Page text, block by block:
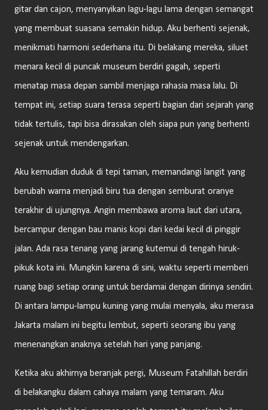
gitar dan cajon, menyanyikan lagu-lagu lama dengan semangat
yang membuat suasana semakin hidup. Aku berhenti sejenak,
menikmati harmoni sederhana itu. Di belakang mereka, siluet
menara kecil di puncak museum berdiri gagah, seperti
menatap masa depan sambil menjaga rahasia masa lalu. Di
tempat ini, setiap suara terasa seperti bagian dari sejarah yang
tidak tertulis, tapi bisa dirasakan oleh siapa pun yang berhenti
sejenak untuk mendengarkan.
Aku kemudian duduk di tepi taman, memandangi langit yang
berubah warna menjadi biru tua dengan semburat oranye
terakhir di ujungnya. Angin membawa aroma laut dari utara,
bercampur dengan bau manis kopi dari kedai kecil di pinggir
jalan. Ada rasa tenang yang jarang kutemui di tengah hiruk-
pikuk kota ini. Mungkin karena di sini, waktu seperti memberi
ruang bagi setiap orang untuk berdamai dengan dirinya sendiri.
Di antara lampu-lampu kuning yang mulai menyala, aku merasa
Jakarta malam ini begitu lembut, seperti seorang ibu yang
menenangkan anaknya setelah hari yang panjang.
Ketika aku akhirnya beranjak pergi, Museum Fatahillah berdiri
di belakangku dalam cahaya malam yang temaram. Aku